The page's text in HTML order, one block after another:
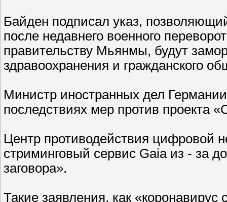
Байден подписал указ,
после недавнего военного
правительству Мьянмы, будут
здравоохранения и гражданского
Министр иностранных дел
последствиях мер против проекта
Центр противодействия цифровой
стриминговый сервис Gaia из - за
заговора».
Такие заявления, как